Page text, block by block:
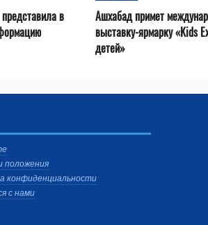
в
Ашхабад примет
выставку-ярмарку «Kids
детей»
положения
конфиденциальности
с нами